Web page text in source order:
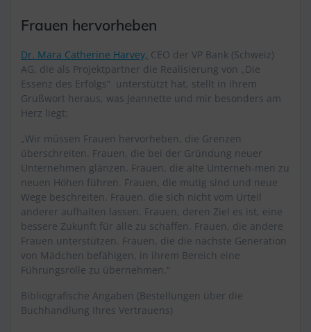
Frauen hervorheben
Dr. Mara Catherine Harvey, CEO der VP Bank (Schweiz)
AG, die als Projektpartner die Realisierung von „Die
Essenz des Erfolgs“ unterstützt hat, stellt in ihrem
Grußwort heraus, was Jeannette und mir besonders am
Herz liegt:
„Wir müssen Frauen hervorheben, die Grenzen
überschreiten. Frauen, die bei der Gründung neuer
Unternehmen glänzen. Frauen, die alte Unterneh-men zu
neuen Höhen führen. Frauen, die mutig sind und neue
Wege beschreiten. Frauen, die sich nicht vom Urteil
anderer aufhalten lassen. Frauen, deren Ziel es ist, eine
bessere Zukunft für alle zu schaffen. Frauen, die andere
Frauen unterstützen. Frauen, die die nächste Generation
von Mädchen befähigen, in ihrem Bereich eine
Führungsrolle zu übernehmen.“
Bibliografische Angaben (Bestellungen über die
Buchhandlung Ihres Vertrauens)